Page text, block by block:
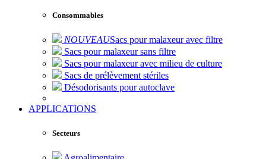
Consommables
NOUVEAUSacs pour malaxeur avec filtre
Sacs pour malaxeur sans filtre
Sacs pour malaxeur avec milieu de culture
Sacs de prélèvement stériles
Désodorisants pour autoclave
APPLICATIONS
Secteurs